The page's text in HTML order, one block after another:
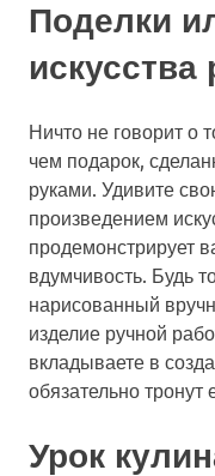
Поделки
Ничто не говорит о
чем подарок,
руками. Удивите
произведением
продемонстрирует
вдумчивость. Будь
нарисованный
изделие ручной
вкладываете в
обязательно тронут
Урок